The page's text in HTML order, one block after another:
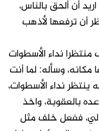
أن ألحق بالناس،
أن ترفعها لأذهب
نداء الأسطوات
وسأله: لما أنت
نداء الأسطوات،
بالعقوبة، واخذ
ففعل خلف مثل